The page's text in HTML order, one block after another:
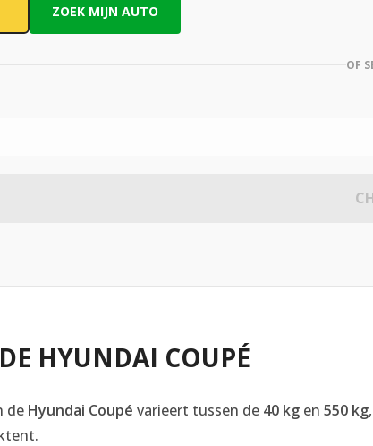
ZOEK MIJN AUTO
OF
HYUNDAI COUPÉ
de Hyundai Coupé varieert tussen de 40 kg en 550 kg